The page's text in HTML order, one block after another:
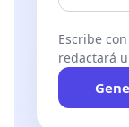
Escribe
redactará